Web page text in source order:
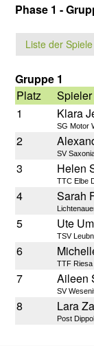
Phase 1 -
Liste der Spiele
Gruppe 1
Platz
Spieler
1
Klara
SG Motor
2
SV
3 Helen
TTC Elbe
4 Sarah
5 Ute
TSV
6
TTF Riesa
7 Aileen
SV
8 Lara
Post